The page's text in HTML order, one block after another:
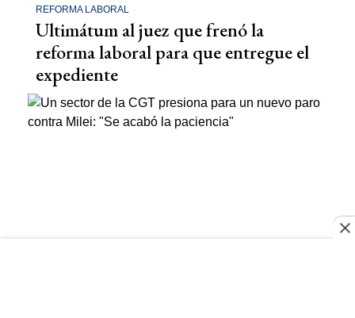
REFORMA LABORAL
Ultimátum al juez que frenó la
reforma laboral para que entregue el
expediente